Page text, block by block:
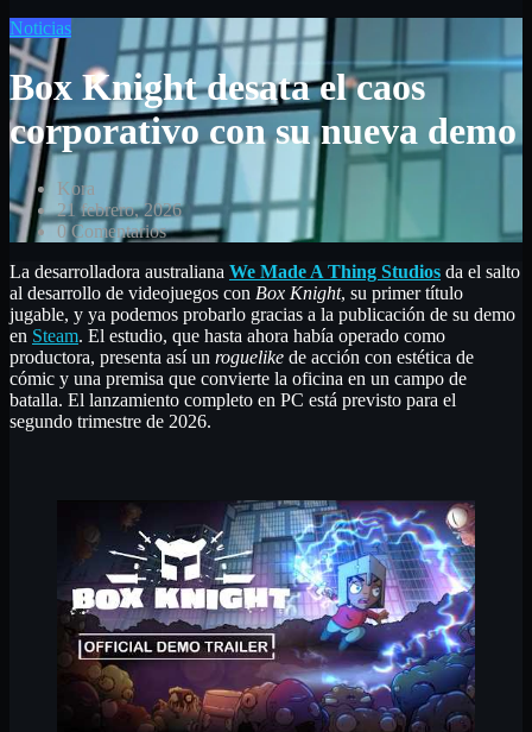
Noticias
Box Knight desata el caos
corporativo con su nueva demo
Kora
21 febrero, 2026
0 Comentarios
La desarrolladora australiana We Made A Thing Studios da el salto
al desarrollo de videojuegos con Box Knight, su primer título
jugable, y ya podemos probarlo gracias a la publicación de su demo
en Steam. El estudio, que hasta ahora había operado como
productora, presenta así un roguelike de acción con estética de
cómic y una premisa que convierte la oficina en un campo de
batalla. El lanzamiento completo en PC está previsto para el
segundo trimestre de 2026.